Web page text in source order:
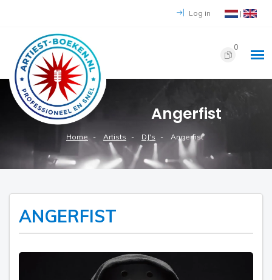
Log in |
0
Angerfist
Home Artists DJ's Angerfist
ANGERFIST